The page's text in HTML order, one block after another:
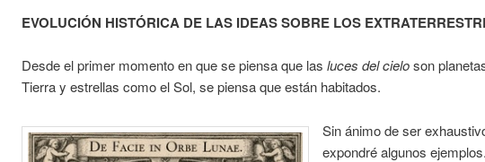
EVOLUCIÓN HISTÓRICA DE LAS IDEAS SOBRE LOS
Desde el primer momento en que se pien­sa que las luces del cieloson
Tierra y estrellas como el Sol, se piensa que están habitados.
Sin ánimo de ser
expondré al­gunos